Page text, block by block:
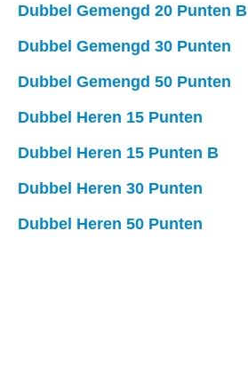
Dubbel Gemengd 20 Punten B
Dubbel Gemengd 30 Punten
Dubbel Gemengd 50 Punten
Dubbel Heren 15 Punten
Dubbel Heren 15 Punten B
Dubbel Heren 30 Punten
Dubbel Heren 50 Punten